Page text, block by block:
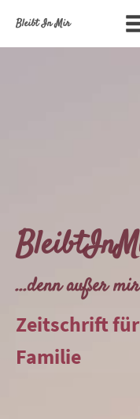
Bleibt In Mir
...denn außer
Zeitschrift
Familie